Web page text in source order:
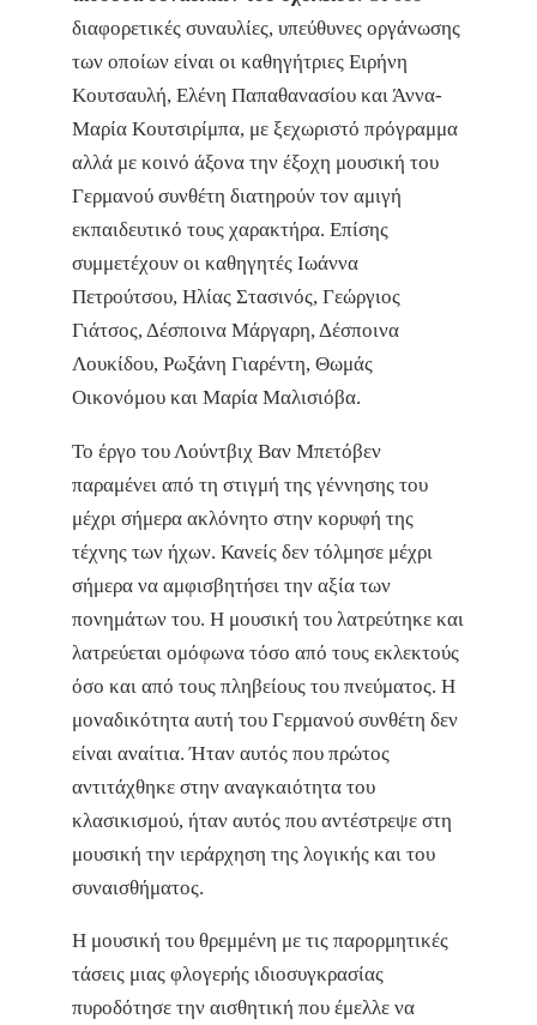
διαφορετικές συναυλίες, υπεύθυνες οργάνωσης
των οποίων είναι οι καθηγήτριες Ειρήνη
Κουτσαυλή, Ελένη Παπαθανασίου και Άννα-
Μαρία Κουτσιρίμπα, με ξεχωριστό πρόγραμμα
αλλά με κοινό άξονα την έξοχη μουσική του
Γερμανού συνθέτη διατηρούν τον αμιγή
εκπαιδευτικό τους χαρακτήρα. Επίσης
συμμετέχουν οι καθηγητές Ιωάννα
Πετρούτσου, Ηλίας Στασινός, Γεώργιος
Γιάτσος, Δέσποινα Μάργαρη, Δέσποινα
Λουκίδου, Ρωξάνη Γιαρέντη, Θωμάς
Οικονόμου και Μαρία Μαλισιόβα.
Το έργο του Λούντβιχ Βαν Μπετόβεν
παραμένει από τη στιγμή της γέννησης του
μέχρι σήμερα ακλόνητο στην κορυφή της
τέχνης των ήχων. Κανείς δεν τόλμησε μέχρι
σήμερα να αμφισβητήσει την αξία των
πονημάτων του. Η μουσική του λατρεύτηκε και
λατρεύεται ομόφωνα τόσο από τους εκλεκτούς
όσο και από τους πληβείους του πνεύματος. Η
μοναδικότητα αυτή του Γερμανού συνθέτη δεν
είναι αναίτια. Ήταν αυτός που πρώτος
αντιτάχθηκε στην αναγκαιότητα του
κλασικισμού, ήταν αυτός που αντέστρεψε στη
μουσική την ιεράρχηση της λογικής και του
συναισθήματος.
Η μουσική του θρεμμένη με τις παρορμητικές
τάσεις μιας φλογερής ιδιοσυγκρασίας
πυροδότησε την αισθητική που έμελλε να